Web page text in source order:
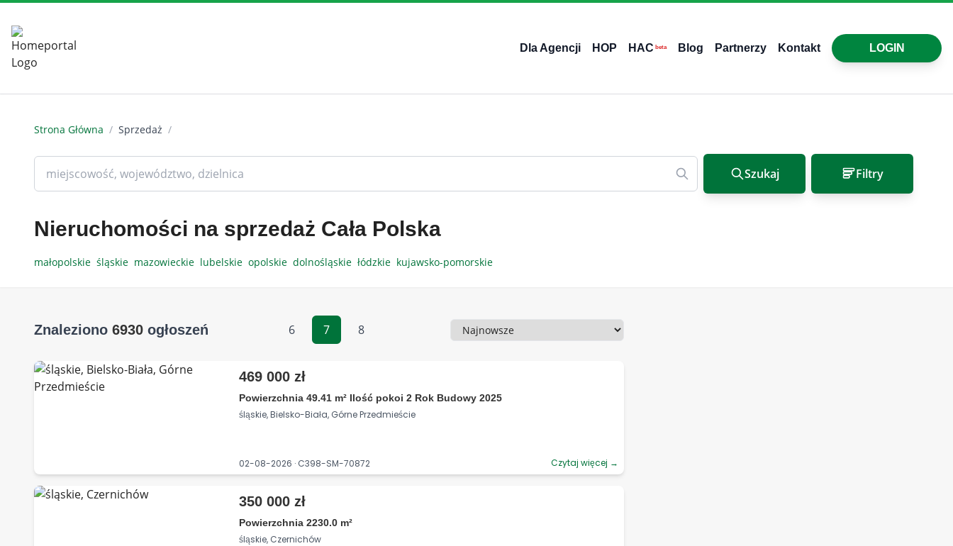
Dla Agencji HOP HAC beta Blog Partnerzy Kontakt LOGIN
Strona Główna / Sprzedaż /
Szukaj Filtry
Nieruchomości na sprzedaż Cała Polska
małopolskie śląskie mazowieckie lubelskie opolskie dolnośląskie łódzkie kujawsko-pomorskie
Znaleziono 6930 ogłoszeń 6 7 8 Sortowanie
469 000 zł
Powierzchnia 49.41 m² Ilość pokoi 2 Rok Budowy 2025
śląskie, Bielsko-Biała, Górne Przedmieście
02-08-2026 · C398-SM-70872 Czytaj więcej →
350 000 zł
Powierzchnia 2230.0 m²
śląskie, Czernichów